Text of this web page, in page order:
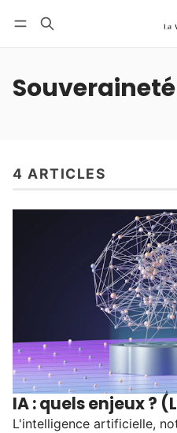
4 ARTICLES
IA : quels enjeux ?
L'intelligence artificielle,